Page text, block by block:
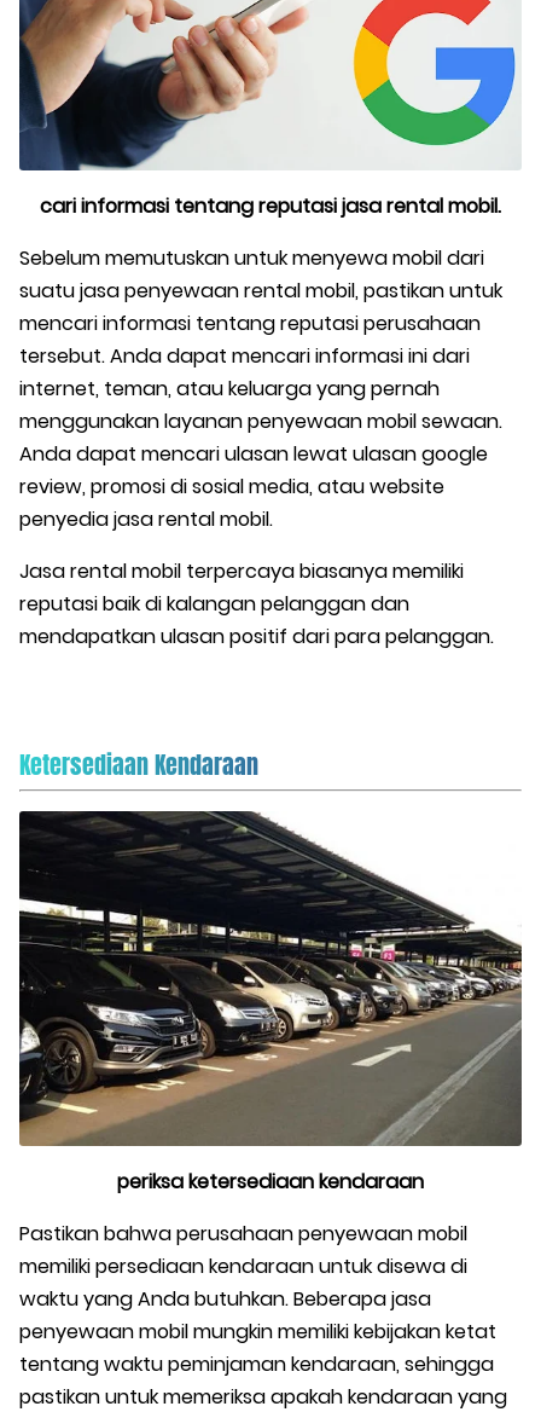
cari informasi tentang reputasi jasa rental mobil.
Sebelum memutuskan untuk menyewa mobil dari
suatu jasa penyewaan rental mobil, pastikan untuk
mencari informasi tentang reputasi perusahaan
tersebut. Anda dapat mencari informasi ini dari
internet, teman, atau keluarga yang pernah
menggunakan layanan penyewaan mobil sewaan.
Anda dapat mencari ulasan lewat ulasan google
review, promosi di sosial media, atau website
penyedia jasa rental mobil.
Jasa rental mobil terpercaya biasanya memiliki
reputasi baik di kalangan pelanggan dan
mendapatkan ulasan positif dari para pelanggan.
Ketersediaan Kendaraan
periksa ketersediaan kendaraan
Pastikan bahwa perusahaan penyewaan mobil
memiliki persediaan kendaraan untuk disewa di
waktu yang Anda butuhkan. Beberapa jasa
penyewaan mobil mungkin memiliki kebijakan ketat
tentang waktu peminjaman kendaraan, sehingga
pastikan untuk memeriksa apakah kendaraan yang